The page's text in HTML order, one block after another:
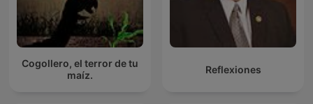
Cogollero, el terror de tu
maíz.
Reflexiones